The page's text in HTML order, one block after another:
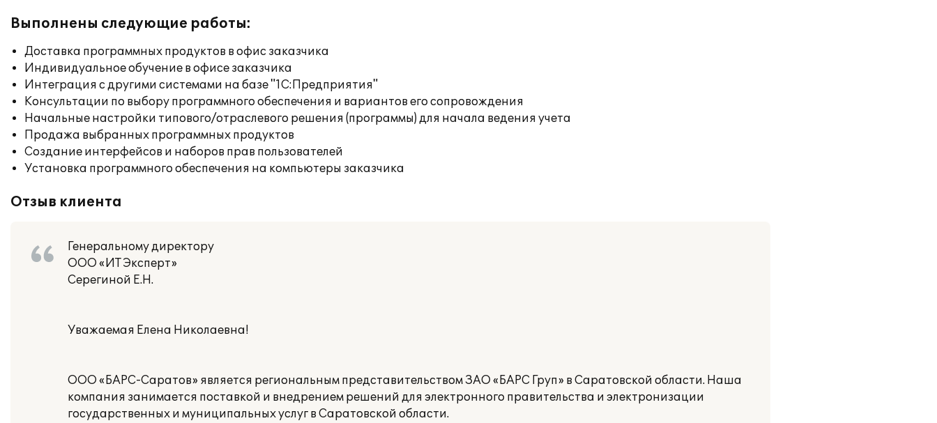
Выполнены следующие работы:
Доставка программных продуктов в офис заказчика
Индивидуальное обучение в офисе заказчика
Интеграция с другими системами на базе "1С:Предприятия"
Консультации по выбору программного обеспечения и вариантов его сопровождения
Начальные настройки типового/отраслевого решения (программы) для начала ведения учета
Продажа выбранных программных продуктов
Создание интерфейсов и наборов прав пользователей
Установка программного обеспечения на компьютеры заказчика
Отзыв клиента
Генеральному директору
ООО «ИТ Эксперт»
Серегиной Е.Н.
Уважаемая Елена Николаевна!
ООО «БАРС-Саратов» является региональным представительством ЗАО «БАРС Груп» в Саратовской области. Наша
компания занимается поставкой и внедрением решений для электронного правительства и электронизации
государственных и муниципальных услуг в Саратовской области.